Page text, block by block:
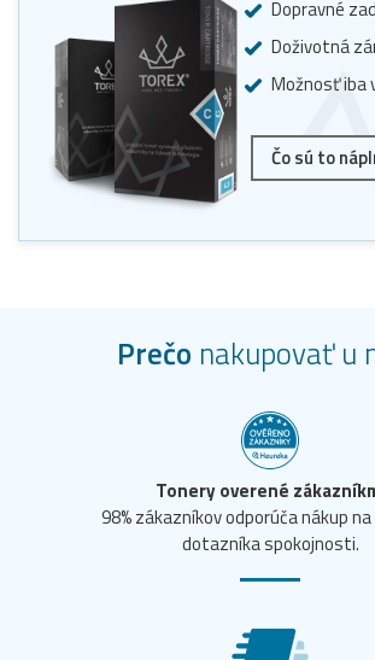
Dopravné
Doživotná
Možnosť iba
Čo sú to
Prečo nakupovať u
Tonery overené
98% zákazníkov odporúča nákup
dotazníka spokojnosti.